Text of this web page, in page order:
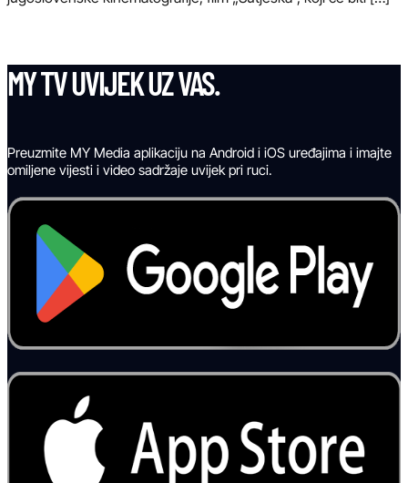
MY TV UVIJEK UZ VAS.
Preuzmite MY Media aplikaciju na Android i iOS uređajima i imajte
omiljene vijesti i video sadržaje uvijek pri ruci.